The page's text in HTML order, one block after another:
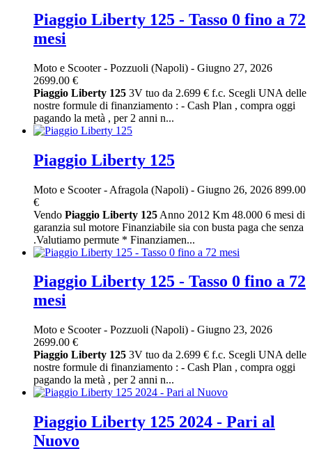
Piaggio Liberty 125 - Tasso 0 fino a 72
mesi
Moto e Scooter- Pozzuoli (Napoli) - Giugno 27, 2026
2699.00 €
Piaggio Liberty 125 3V tuo da 2.699 € f.c. Scegli UNA delle
nostre formule di finanziamento : - Cash Plan , compra oggi
pagando la metà , per 2 anni n...
Piaggio Liberty 125
Moto e Scooter- Afragola (Napoli) - Giugno 26, 2026 899.00
€
Vendo Piaggio Liberty 125 Anno 2012 Km 48.000 6 mesi di
garanzia sul motore Finanziabile sia con busta paga che senza
.Valutiamo permute * Finanziamen...
Piaggio Liberty 125 - Tasso 0 fino a 72
mesi
Moto e Scooter- Pozzuoli (Napoli) - Giugno 23, 2026
2699.00 €
Piaggio Liberty 125 3V tuo da 2.699 € f.c. Scegli UNA delle
nostre formule di finanziamento : - Cash Plan , compra oggi
pagando la metà , per 2 anni n...
Piaggio Liberty 125 2024 - Pari al
Nuovo